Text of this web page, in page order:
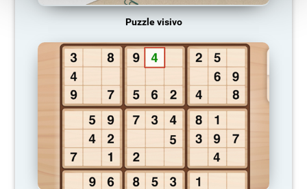
Puzzle visivo